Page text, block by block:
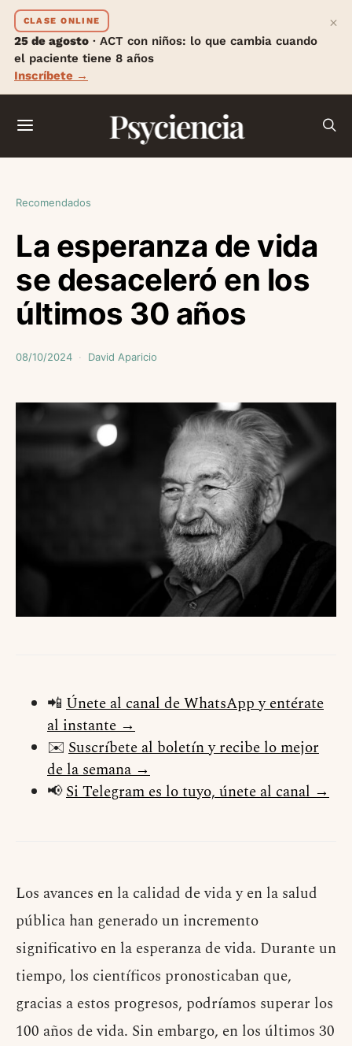
CLASE ONLINE
25 de agosto · ACT con niños: lo que cambia cuando
el paciente tiene 8 años
Inscríbete →
×
Psyciencia
Recomendados
La esperanza de vida
se desaceleró en los
últimos 30 años
08/10/2024 David Aparicio
📲 Únete al canal de WhatsApp y entérate
al instante →
✉️ Suscríbete al boletín y recibe lo mejor
de la semana →
📢Si Telegram es lo tuyo, únete al canal →
Los avances en la calidad de vida y en la salud
pública han generado un incremento
significativo en la esperanza de vida. Durante un
tiempo, los científicos pronosticaban que,
gracias a estos progresos, podríamos superar los
100 años de vida. Sin embargo, en los últimos 30